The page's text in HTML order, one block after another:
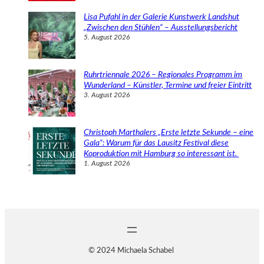
Lisa Pufahl in der Galerie Kunstwerk Landshut
„Zwischen den Stühlen“ – Ausstellungsbericht
5. August 2026
Ruhrtriennale 2026 – Regionales Programm im
Wunderland – Künstler, Termine und freier Eintritt
3. August 2026
Christoph Marthalers „Erste letzte Sekunde – eine
Gala“: Warum für das Lausitz Festival diese
Koproduktion mit Hamburg so interessant ist.
1. August 2026
© 2024 Michaela Schabel